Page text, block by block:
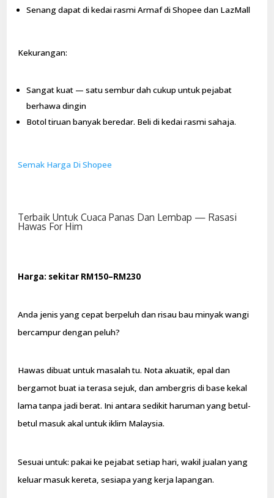
Senang dapat di kedai rasmi Armaf di Shopee dan LazMall
Kekurangan:
Sangat kuat — satu sembur dah cukup untuk pejabat
berhawa dingin
Botol tiruan banyak beredar. Beli di kedai rasmi sahaja.
Semak Harga Di Shopee
Terbaik Untuk Cuaca Panas Dan Lembap — Rasasi
Hawas For Him
Harga: sekitar RM150–RM230
Anda jenis yang cepat berpeluh dan risau bau minyak wangi
bercampur dengan peluh?
Hawas dibuat untuk masalah tu. Nota akuatik, epal dan
bergamot buat ia terasa sejuk, dan ambergris di base kekal
lama tanpa jadi berat. Ini antara sedikit haruman yang betul-
betul masuk akal untuk iklim Malaysia.
Sesuai untuk: pakai ke pejabat setiap hari, wakil jualan yang
keluar masuk kereta, sesiapa yang kerja lapangan.